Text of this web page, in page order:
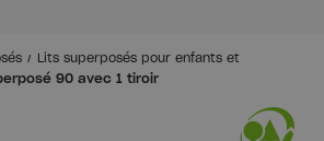
Lits superposés pour enfants et
90 avec 1 tiroir